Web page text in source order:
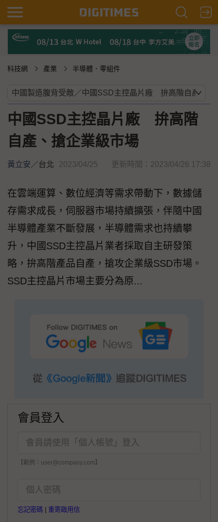
科技網 產業 半導體．零組件
中國SSD主控晶片廠 拚高階
自產、搶企業級市場
黃立安／台北 2023/04/25 更新時間：2023/04/26 17:38
在雲端運算、數位經濟等需求帶動下，數據儲
存需求成長，伺服器市場持續擴張，伴隨中國
半導體產業不斷發展，半導體需求也持續攀
升，中國SSD主控晶片業者採取自主研發策
略，拚高階產品自產，搶攻企業級SSD市場。
SSD主控晶片市場主要分為原...
會員登入
【範例：user@company.com】
忘記密碼 重寄啟用信